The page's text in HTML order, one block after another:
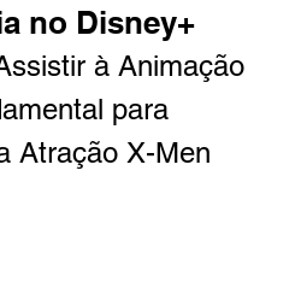
no Disney+
à Animação
para
Atração X-Men